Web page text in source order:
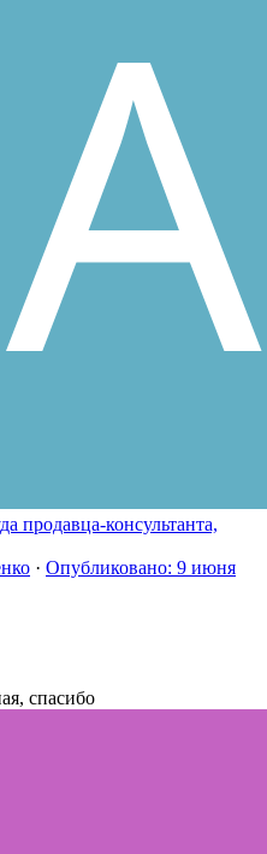
продавца-консультанта,
· Опубликовано: 9 июня
спасибо